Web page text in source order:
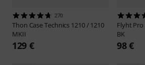
270
Thon Case Technics 1210 / 1210
MKII
129 €
Flyht Pro
BK
98 €